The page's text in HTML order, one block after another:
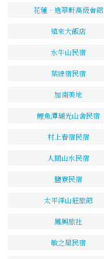
花蓮‧逸翠軒高級會館
遠來大飯店
水牛山民宿
葉綠宿民宿
加南美地
鯉魚潭瑚光山舍民宿
村上春宿民宿
人間山水民宿
鹽寮民宿
太平洋山莊旅館
鳳興旅社
敏之屋民宿